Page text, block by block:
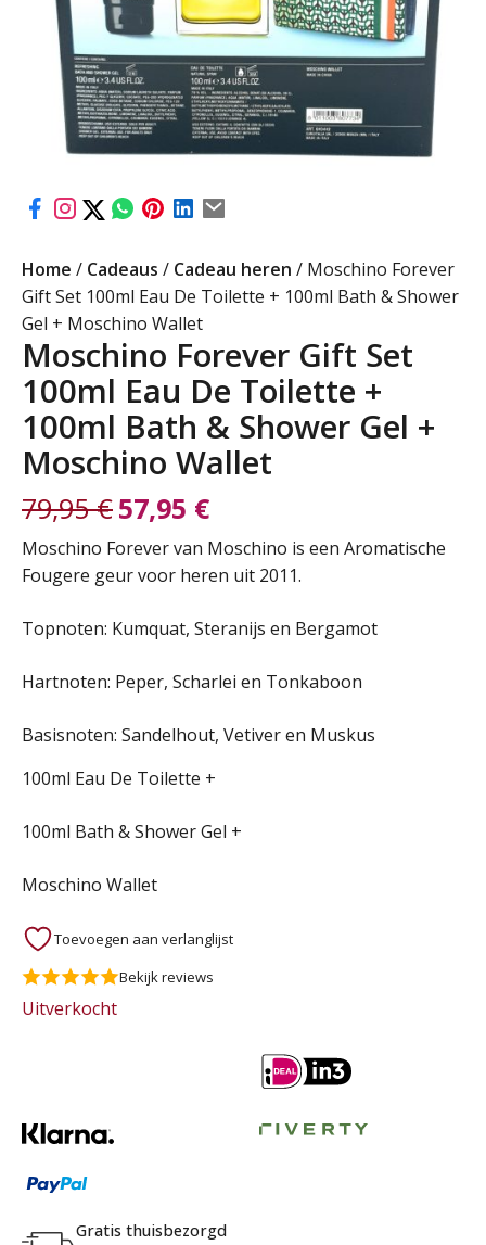
Home / Cadeaus / Cadeau heren / Moschino Forever
Gift Set 100ml Eau De Toilette + 100ml Bath & Shower
Gel + Moschino Wallet
Moschino Forever Gift Set
100ml Eau De Toilette +
100ml Bath & Shower Gel +
Moschino Wallet
79,95€
Oorspronkelijke
prijs
was:
79,95 €.
57,95 €
Huidige
prijs
is:
57,95 €.
Moschino Forever van Moschino is een Aromatische
Fougere geur voor heren uit 2011.
Topnoten: Kumquat, Steranijs en Bergamot
Hartnoten: Peper, Scharlei en Tonkaboon
Basisnoten: Sandelhout, Vetiver en Muskus
100ml Eau De Toilette +
100ml Bath & Shower Gel +
Moschino Wallet
Toevoegen aan verlanglijst
Bekijk reviews
Uitverkocht
Gratis thuisbezorgd